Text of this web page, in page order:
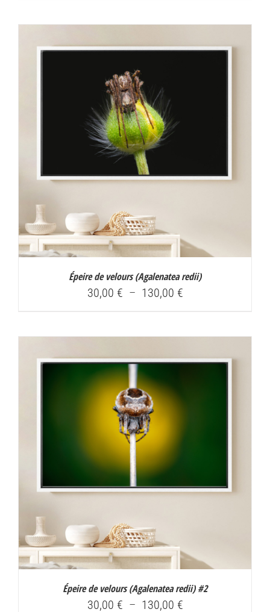
à
Épeire de velours (Agalenatea redii)
30,00 € – 130,00 €Plage
à
Épeire de velours (Agalenatea redii) #2
30,00 € – 130,00 €Plage